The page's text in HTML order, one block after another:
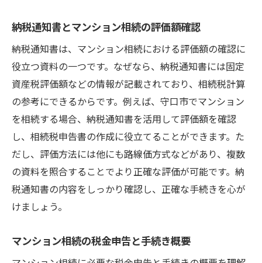
マンション相続税の問題点とその対処法
税金トラブルを防ぐマンション相続の工夫
専門家と連携したマンション相続問題解決
策
無料相談で解決するマンション相続税の悩
み
マンション相続時の税金リスクと対処ポイ
ント
相続税問題の解決を目指したマンション相
続術
守口市で役立つマンション相続の重要知識
守口市で役立つマンション相続の基礎知識
納税通知書とマンション相続の評価額確認
納税通知書は、マンション相続における評価額の確認に
役立つ資料の一つです。なぜなら、納税通知書には固定
資産税評価額などの情報が記載されており、相続税計算
の参考にできるからです。例えば、守口市でマンション
を相続する場合、納税通知書を活用して評価額を確認
し、相続税申告書の作成に役立てることができます。た
だし、評価方法には他にも路線価方式などがあり、複数
の資料を照合することでより正確な評価が可能です。納
税通知書の内容をしっかり確認し、正確な手続きを心が
けましょう。
マンション相続の税金申告と手続き概要